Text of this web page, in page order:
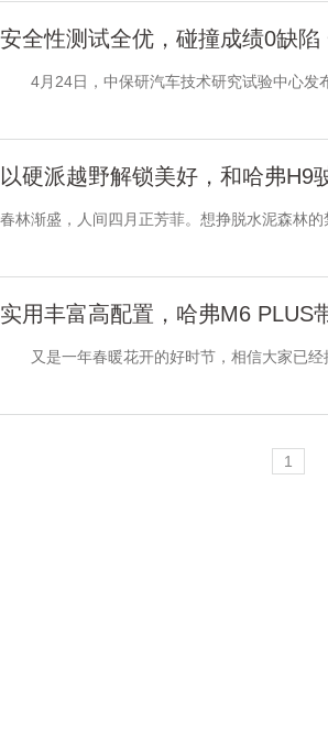
安全性测试全优，碰撞成绩0缺
4月24日，中保研汽车技术研究试验中心发
以硬派越野解锁美好，和哈弗H9
春林渐盛，人间四月正芳菲。想挣脱水泥森林
实用丰富高配置，哈弗M6 PLUS
又是一年春暖花开的好时节，相信大家已经
1